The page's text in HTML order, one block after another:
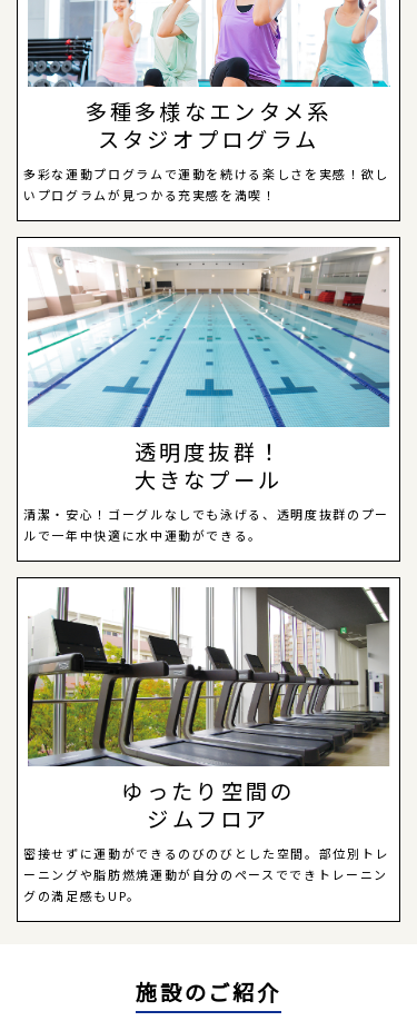
多種多様なエンタメ系
スタジオプログラム
多彩な運動プログラムで運動を続ける楽しさを実感！欲し
いプログラムが見つかる充実感を満喫！
透明度抜群！
大きなプール
清潔・安心！ゴーグルなしでも泳げる、透明度抜群のプー
ルで一年中快適に水中運動ができる。
ゆったり空間の
ジムフロア
密接せずに運動ができるのびのびとした空間。部位別トレ
ーニングや脂肪燃焼運動が自分のペースでできトレーニン
グの満足感もUP。
施設のご紹介